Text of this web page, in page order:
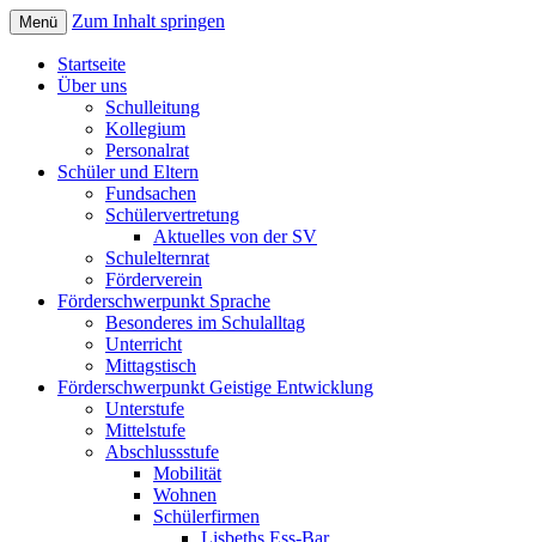
Elisabethschule Friesoythe
Förderschule Lernen, Sprache und
Geistige Entwicklung
Menü Zum Inhalt springen
Startseite
Über uns
Schulleitung
Kollegium
Personalrat
Schüler und Eltern
Fundsachen
Schülervertretung
Aktuelles von der SV
Schulelternrat
Förderverein
Förderschwerpunkt Sprache
Besonderes im Schulalltag
Unterricht
Mittagstisch
Förderschwerpunkt Geistige Entwicklung
Unterstufe
Mittelstufe
Abschlussstufe
Mobilität
Wohnen
Schülerfirmen
Lisbeths Ess-Bar